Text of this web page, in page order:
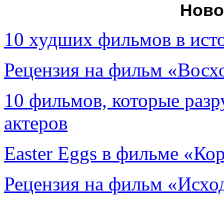
10 худших фильмов в
Рецензия на фильм
10 фильмов, которые
актеров
Easter Eggs в фильме
Рецензия на фильм